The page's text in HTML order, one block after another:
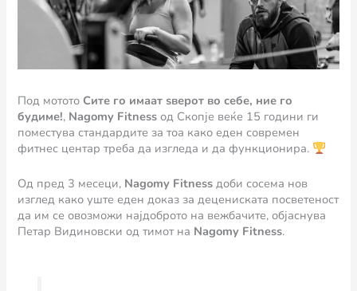
Под мототоСите го имаат ѕверот во себе, ние го
будиме!, Nagomy Fitness од Скопје веќе 15 години ги
поместува стандардите за тоа како еден современ
фитнес центар треба да изгледа и да функционира.
Од пред 3 месеци, Nagomy Fitness доби сосема нов
изглед како уште еден доказ за децениската посветеност
да им се овозможи најдоброто на вежбачите, објаснува
Петар Видиновски од тимот на Nagomy Fitness.